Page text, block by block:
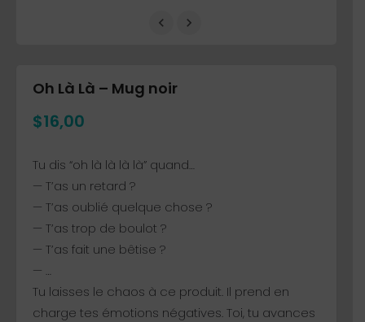
Oh Là Là – Mug noir
16,00
$
Tu dis “oh là là là là” quand…
— T’as un retard ?
— T’as oublié quelque chose ?
— T’as trop de boulot ?
— T’as fait une bêtise ?
— …
Tu laisses le chaos à ce produit. Il prend en
charge tes émotions négatives. Toi, tu avances